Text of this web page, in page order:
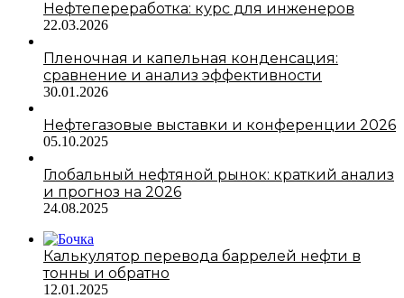
Нефтепереработка: курс для инженеров
22.03.2026
Пленочная и капельная конденсация:
сравнение и анализ эффективности
30.01.2026
Нефтегазовые выставки и конференции 2026
05.10.2025
Глобальный нефтяной рынок: краткий анализ
и прогноз на 2026
24.08.2025
Калькулятор перевода баррелей нефти в
тонны и обратно
12.01.2025